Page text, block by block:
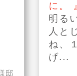
邸
に。
明る
人と
ね、
げ...